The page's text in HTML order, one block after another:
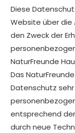
Diese
Website über die
den Zweck der
NaturFreunde
Das
Datenschutz
entsprechend
durch neue